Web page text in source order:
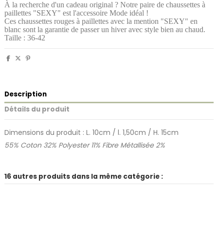
À la recherche d'un cadeau original ? Notre paire de chaussettes à
paillettes "SEXY" est l'accessoire Mode idéal !
Ces chaussettes rouges à paillettes avec la mention "SEXY" en
blanc sont la garantie de passer un hiver avec style bien au chaud.
Taille : 36-42
Description
Détails du produit
Dimensions du produit : L. 10cm / l. 1,50cm / H. 15cm
55% Coton 32% Polyester 11% Fibre Métallisée 2%
16 autres produits dans la même catégorie :